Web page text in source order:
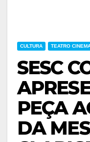
CULTURA TEATRO
SESC
PEÇA
DA